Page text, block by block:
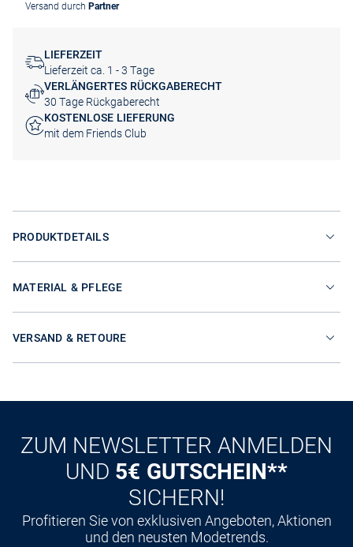
Versand durch Partner
LIEFERZEIT
Lieferzeit ca. 1 - 3 Tage
VERLÄNGERTES RÜCKGABERECHT
30 Tage Rückgaberecht
KOSTENLOSE LIEFERUNG
mit dem Friends Club
PRODUKTDETAILS
MATERIAL & PFLEGE
VERSAND & RETOURE
ZUM NEWSLETTER ANMELDEN
UND 5€ GUTSCHEIN**
SICHERN!
Profitieren Sie von exklusiven Angeboten, Aktionen
und den neusten Modetrends.